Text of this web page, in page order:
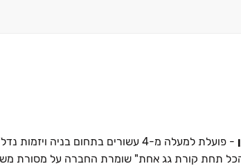
- פועלת למעלה מ-4 עשורים בתחום בניה ויזמות נדל"ן,
תחת קורת גג אחת" שומרת החברה על מסורת